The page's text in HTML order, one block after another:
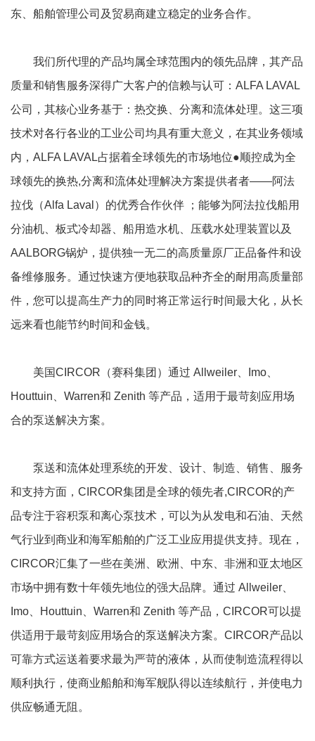
东、船舶管理公司及贸易商建立稳定的业务合作。
我们所代理的产品均属全球范围内的领先品牌，其产品
质量和销售服务深得广大客户的信赖与认可：ALFA LAVAL
公司，其核心业务基于：热交换、分离和流体处理。这三项
技术对各行各业的工业公司均具有重大意义，在其业务领域
内，ALFA LAVAL占据着全球领先的市场地位●顺控成为全
球领先的换热,分离和流体处理解决方案提供者者——阿法
拉伐（Alfa Laval）的优秀合作伙伴 ；能够为阿法拉伐船用
分油机、板式冷却器、船用造水机、压载水处理装置以及
AALBORG锅炉，提供独一无二的高质量原厂正品备件和设
备维修服务。通过快速方便地获取品种齐全的耐用高质量部
件，您可以提高生产力的同时将正常运行时间最大化，从长
远来看也能节约时间和金钱。
美国CIRCOR（赛科集团）通过 Allweiler、Imo、
Houttuin、Warren和 Zenith 等产品，适用于最苛刻应用场
合的泵送解决方案。
泵送和流体处理系统的开发、设计、制造、销售、服务
和支持方面，CIRCOR集团是全球的领先者,CIRCOR的产
品专注于容积泵和离心泵技术，可以为从发电和石油、天然
气行业到商业和海军船舶的广泛工业应用提供支持。现在，
CIRCOR汇集了一些在美洲、欧洲、中东、非洲和亚太地区
市场中拥有数十年领先地位的强大品牌。通过 Allweiler、
Imo、Houttuin、Warren和 Zenith 等产品，CIRCOR可以提
供适用于最苛刻应用场合的泵送解决方案。CIRCOR产品以
可靠方式运送着要求最为严苛的液体，从而使制造流程得以
顺利执行，使商业船舶和海军舰队得以连续航行，并使电力
供应畅通无阻。